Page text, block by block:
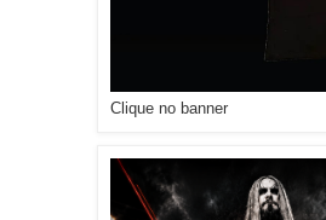
Clique no banner